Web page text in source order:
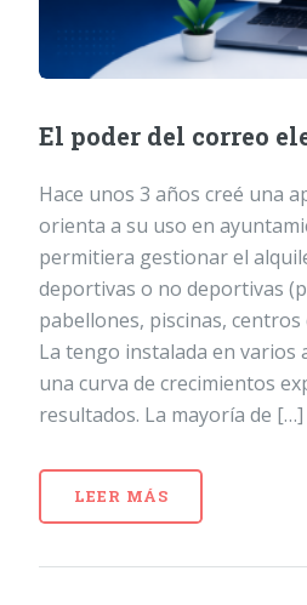
El poder del correo
Hace unos 3 años creé una
orienta a su uso en
permitiera gestionar el
deportivas o no deportivas
pabellones, piscinas, centros
La tengo instalada en varios
una curva de crecimientos
resultados. La mayoría de […]
LEER MÁS